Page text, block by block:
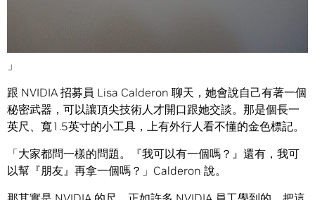
」
跟 NVIDIA 招募員 Lisa Calderon 聊天，她會說自己有著一個
秘密武器，可以讓頂尖技術人才開口跟她交談。那是個長一
英尺、寬1.5英寸的小工具，上有外行人看不懂的金色標記。
「大家都問一樣的問題。『我可以有一個嗎？』還有，我可
以幫『朋友』再拿一個嗎？」Calderon 說。